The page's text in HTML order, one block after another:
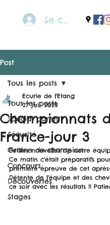
Se connecter
Post
Tous les posts
Spécial parent
Sécurité
Graine de champion
Concours
Découvertes
Stages
Tous les posts
Championnats
France-jour 3
Ecurie de l'Etang
27 juil. 2022
Petites nouvelles de notre
Ce matin c'était préparatifs
première épreuve de cet
Détente de l'équipe et des
ce soir avec les résultats !!